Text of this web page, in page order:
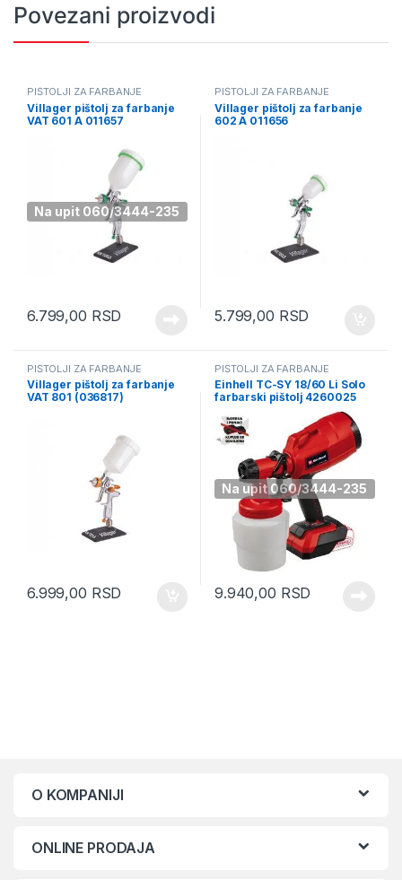
Povezani proizvodi
Na upit 060/3444-235
PIŠTOLJI ZA FARBANJE
Villager pištolj za farbanje
VAT 601 A 011657
6.799,00 RSD
PIŠTOLJI ZA FARBANJE
Villager pištolj za farbanje
602 A 011656
5.799,00 RSD
PIŠTOLJI ZA FARBANJE
Villager pištolj za farbanje
VAT 801 (036817)
6.999,00 RSD
Na upit 060/3444-235
PIŠTOLJI ZA FARBANJE
Einhell TC-SY 18/60 Li Solo
farbarski pištolj 4260025
9.940,00 RSD
O KOMPANIJI
ONLINE PRODAJA